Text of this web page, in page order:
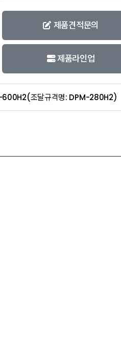
제품견적문의
제품라인업
600H2(조달규격명: DPM-280H2)